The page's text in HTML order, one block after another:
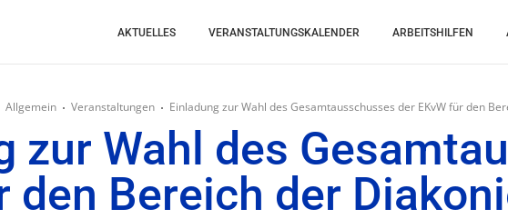
AKTUELLES VERANSTALTUNGSKALENDER ARBEITSHILFEN
Allgemein Veranstaltungen Einladung zur Wahl des Gesamtausschusses der EKvW für den
zur Wahl des
den Bereich der